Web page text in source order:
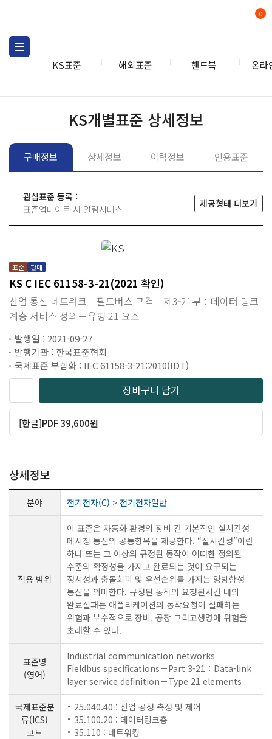
KS표준 해외표준 핸드북 온라
0
KS개별표준 상세정보
구매정보 상세정보 이력정보 인용표준
관심표준 등록 :
표준업데이트 시 알림서비스
제공형태 더보기
표준 판매
KS C IEC 61158-3-21(2021 확인)
산업 통신 네트워크－필드버스 규격－제3-21부：데이터 링크
계층 서비스 정의－유형 21 요소
발행일 : 2021-09-27
발행기관 : 한국표준협회
국제표준 부합화 : IEC 61158-3-21:2010(IDT)
장바구니 담기
[한글]PDF 39,600원
상세정보
분야 전기전자(C) > 전기전자일반
적용 범위
이 표준은 자동화 환경의 장비 간 기본적인 실시간성
메시징 통신의 공통항목을 제공한다. “실시간성”이란
하나 또는 그 이상의 규정된 동작이 어떠한 정의된
수준의 확정성을 가지고 완료되는 것이 요구되는
정시성과 충돌회피 및 우선순위를 가지는 양방향성
통신을 의미한다. 규정된 동작의 요청된시간 내의
완료실패는 애플리케이션의 동작요청이 실패하는
위험과 부수적으로 장비, 공장 그리고생명에 위험을
초래할 수 있다.
표준명
(영어)
Industrial communication networks－
Fieldbus specifications－Part 3-21：Data-link
layer service definition－Type 21 elements
국제표준분
류(ICS)
코드
25.040.40 : 산업 공정 측정 및 제어
35.100.20 : 데이터링크층
35.110 : 네트워킹